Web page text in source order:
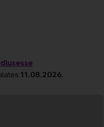
11.08.2026